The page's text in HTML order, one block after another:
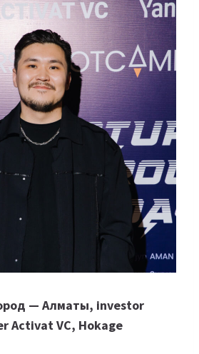
— Алматы, investor
Activat VC, Hokage